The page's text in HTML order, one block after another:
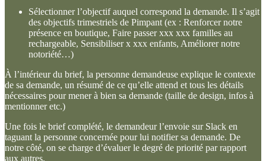
Sélectionner l’objectif auquel correspond la demande. Il s’agit
des objectifs trimestriels de Pimpant (ex : Renforcer notre
présence en boutique, Faire passer xxx xxx familles au
rechargeable, Sensibiliser x xxx enfants, Améliorer notre
notoriété…)
À l’intérieur du brief, la personne demandeuse explique le contexte
de sa demande, un résumé de ce qu’elle attend et tous les détails
nécessaires pour mener à bien sa demande (taille de design, infos à
mentionner etc.)
Une fois le brief complété, le demandeur l’envoie sur Slack en
taguant la personne concernée pour lui notifier sa demande. De
notre côté, on se charge d’évaluer le degré de priorité par rapport
aux autres.